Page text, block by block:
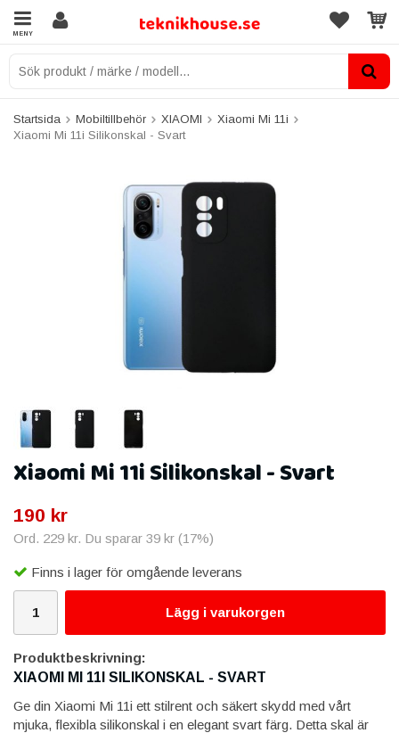
MENY
Startsida Mobiltillbehör XIAOMI
Xiaomi Mi 11i
Xiaomi Mi 11i Silikonskal - Svart
Xiaomi Mi 11i Silikonskal - Svart
190 kr
Ord. 229 kr. Du sparar 39 kr (17%)
Finns i lager för omgående leverans
Lägg i varukorgen
Produktbeskrivning:
XIAOMI MI 11I SILIKONSKAL - SVART
Ge din Xiaomi Mi 11i ett stilrent och säkert skydd med vårt
mjuka, flexibla silikonskal i en elegant svart färg. Detta skal är